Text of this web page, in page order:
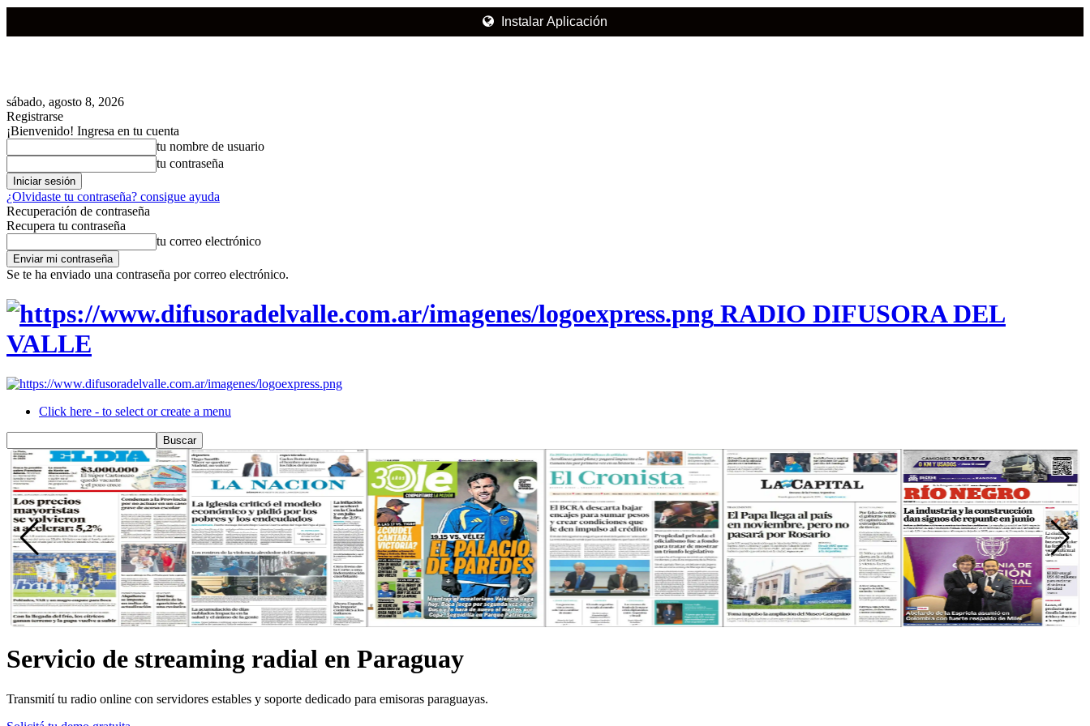
Instalar Aplicación
sábado, agosto 8, 2026
Registrarse
¡Bienvenido! Ingresa en tu cuenta
tu nombre de usuario
tu contraseña
¿Olvidaste tu contraseña? consigue ayuda
Recuperación de contraseña
Recupera tu contraseña
tu correo electrónico
Se te ha enviado una contraseña por correo electrónico.
RADIO DIFUSORA DEL
VALLE
Click here - to select or create a menu
Servicio de streaming radial en Paraguay
Transmití tu radio online con servidores estables y soporte dedicado para emisoras paraguayas.